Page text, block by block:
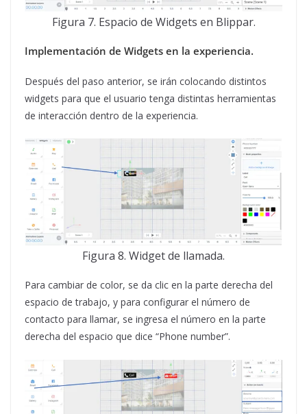
Figura 7. Espacio de Widgets en Blippar.
Implementación de Widgets en la experiencia.
Después del paso anterior, se irán colocando distintos
widgets para que el usuario tenga distintas herramientas
de interacción dentro de la experiencia.
Figura 8. Widget de llamada.
Para cambiar de color, se da clic en la parte derecha del
espacio de trabajo, y para configurar el número de
contacto para llamar, se ingresa el número en la parte
derecha del espacio que dice “Phone number”.